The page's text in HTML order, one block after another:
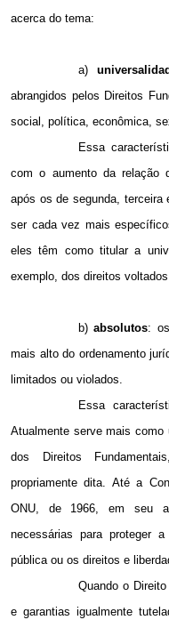
acerca do tema:
a)
abrangidos pelos Direitos
social, política, econômica,
Essa
com o aumento da relação
após os de segunda, terceira
ser cada vez mais
eles têm como titular a
exemplo, dos direitos
b)absolutos:
mais alto do ordenamento
limitados ou violados.
Essa
Atualmente serve mais como
dos Direitos
propriamente dita. Até a
ONU, de 1966, em seu
necessárias para proteger
pública ou os direitos e
Quando o
e garantias igualmente